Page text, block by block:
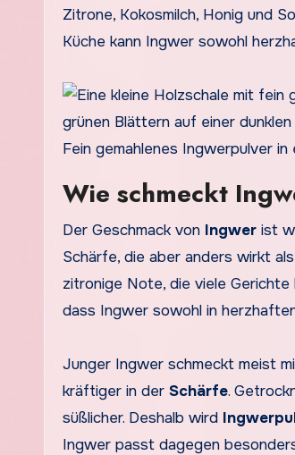
Zitrone, Kokosmilch, Honig und
Küche kann Ingwer sowohl
Fein gemahlenes Ingwerpulver
Wie schmeckt
Der Geschmack von Ingwer ist
Schärfe, die aber anders wirkt
zitronige Note, die viele Gerichte
dass Ingwer sowohl in
Junger Ingwer schmeckt meist
kräftiger in der Schärfe.
süßlicher. Deshalb wird
Ingwer passt dagegen